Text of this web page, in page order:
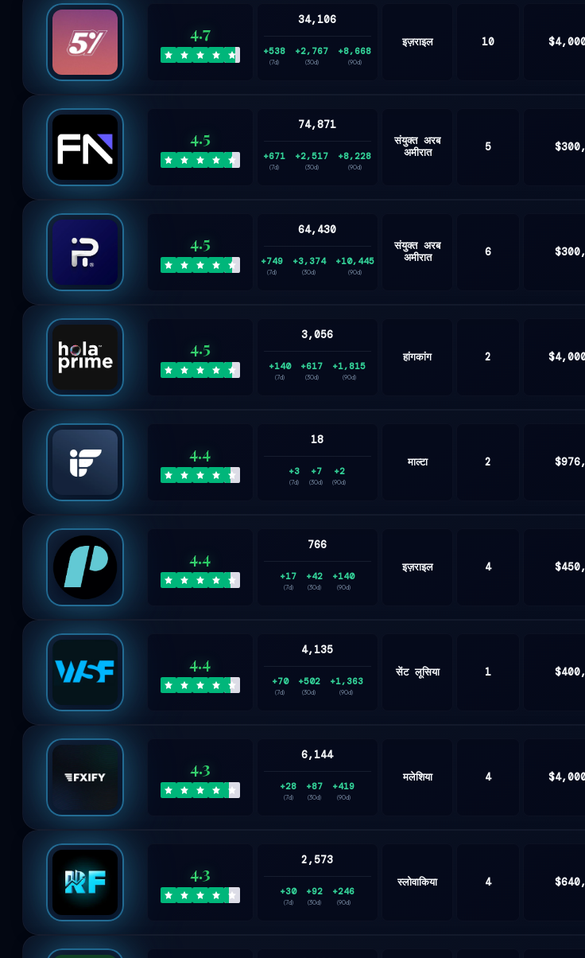
4.7
34,106
+538
(7d)
+2,767
(30d)
+8,668
(90d)
इज़राइल 10
4.5
74,871
+671
(7d)
+2,517
(30d)
+8,228
(90d)
संयुक्त अरब
अमीरात
5
4.5
64,430
+749
(7d)
+3,374
(30d)
+10,445
(90d)
संयुक्त अरब
अमीरात
6
4.5
3,056
+140
(7d)
+617
(30d)
+1,815
(90d)
हांगकांग 2
4.4
18
+3
(7d)
+7
(30d)
+2
(90d)
माल्टा 2
4.4
766
+17
(7d)
+42
(30d)
+140
(90d)
इज़राइल 4
4.4
4,135
+70
(7d)
+502
(30d)
+1,363
(90d)
सेंट लूसिया 1
4.3
6,144
+28
(7d)
+87
(30d)
+419
(90d)
मलेशिया 4
4.3
2,573
+30
(7d)
+92
(30d)
+246
(90d)
स्लोवाकिया 4